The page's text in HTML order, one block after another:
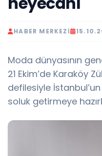
HABER MERKEZI
Moda dünyasının
21 Ekim’de Karaköy
defilesiyle
soluk getirmeye